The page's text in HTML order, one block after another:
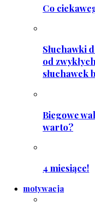
Co
Słuchawki
od
słuchawek
Biegowe
warto?
4 miesiące!
motywacja